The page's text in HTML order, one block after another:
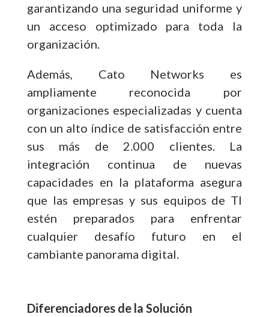
garantizando una seguridad uniforme y
un acceso optimizado para toda la
organización.
Además, Cato Networks es
ampliamente reconocida por
organizaciones especializadas y cuenta
con un alto índice de satisfacción entre
sus más de 2.000 clientes. La
integración continua de nuevas
capacidades en la plataforma asegura
que las empresas y sus equipos de TI
estén preparados para enfrentar
cualquier desafío futuro en el
cambiante panorama digital.
Diferenciadores de la Solución